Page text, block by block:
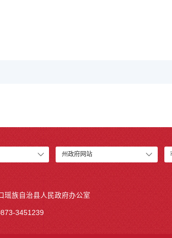
州政府网站
瑶族自治县人民政府办公室
3451239